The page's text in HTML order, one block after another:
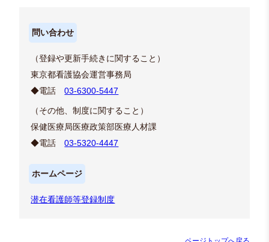
問い合わせ
（登録や更新手続きに関すること）
東京都看護協会運営事務局
◆電話03-6300-5447
（その他、制度に関すること）
保健医療局医療政策部医療人材課
◆電話03-5320-4447
ホームページ
潜在看護師等登録制度